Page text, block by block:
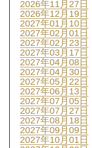
2026年11月27日
2026年12月19日
2027年01月10日
2027年02月01日
2027年02月23日
2027年03月17日
2027年04月08日
2027年04月30日
2027年05月22日
2027年06月13日
2027年07月05日
2027年07月27日
2027年08月18日
2027年09月09日
2027年10月01日